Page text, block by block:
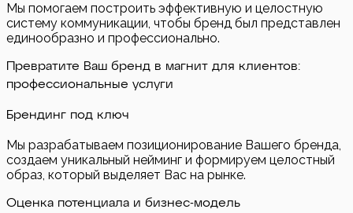
Мы помогаем построить эффективную и целостную
систему коммуникации, чтобы бренд был представлен
единообразно и профессионально.
Превратите Ваш бренд в магнит для клиентов:
профессиональные услуги
Брендинг под ключ
Мы разрабатываем позиционирование Вашего бренда,
создаем уникальный нейминг и формируем целостный
образ, который выделяет Вас на рынке.
Оценка потенциала и бизнес-модель